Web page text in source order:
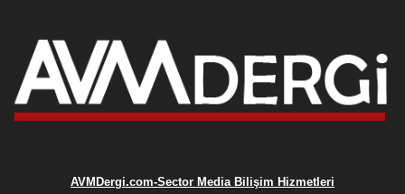
AVMDergi.com-Sector Media Bilişim Hizmetleri